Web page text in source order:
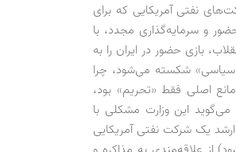
نفتی آمریکایی که برای
و سرمایه‌گذاری مجدد، با
بازی حضور در ایران را به
سیاسی» شکسته می‌شود، چرا
اصلی فقط «تحریم» بود،
این وزارت مشکلی با
یک شرکت نفتی آمریکایی